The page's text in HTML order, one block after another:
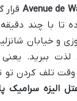
تا با چند
و خیابان
لذت ببرید.
وقت تلف کردن تو
الیزه سرامیک